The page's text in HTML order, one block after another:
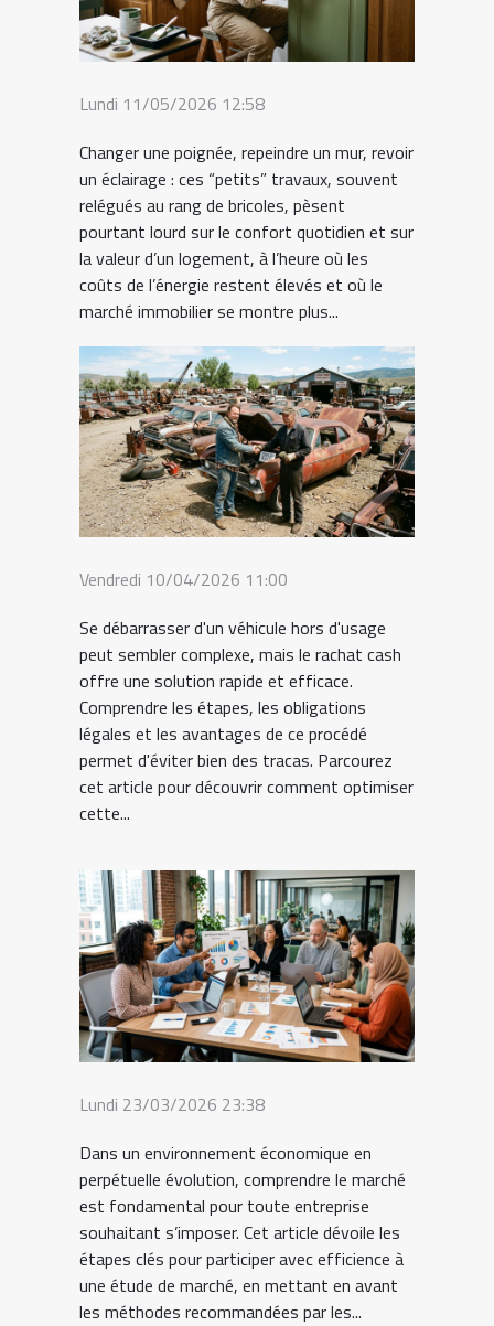
Lundi 11/05/2026 12:58
Changer une poignée, repeindre un mur, revoir
un éclairage : ces “petits” travaux, souvent
relégués au rang de bricoles, pèsent
pourtant lourd sur le confort quotidien et sur
la valeur d’un logement, à l’heure où les
coûts de l’énergie restent élevés et où le
marché immobilier se montre plus...
Vendredi 10/04/2026 11:00
Se débarrasser d'un véhicule hors d'usage
peut sembler complexe, mais le rachat cash
offre une solution rapide et efficace.
Comprendre les étapes, les obligations
légales et les avantages de ce procédé
permet d'éviter bien des tracas. Parcourez
cet article pour découvrir comment optimiser
cette...
Lundi 23/03/2026 23:38
Dans un environnement économique en
perpétuelle évolution, comprendre le marché
est fondamental pour toute entreprise
souhaitant s’imposer. Cet article dévoile les
étapes clés pour participer avec efficience à
une étude de marché, en mettant en avant
les méthodes recommandées par les...